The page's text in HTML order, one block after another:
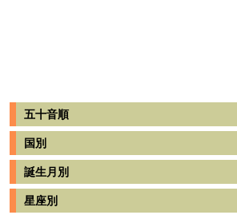
五十音順
国別
誕生月別
星座別